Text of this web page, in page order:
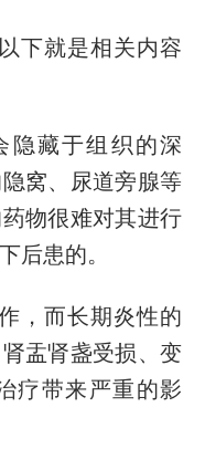
下就是相关内容
隐藏于组织的深
窝、尿道旁腺等
物很难对其进行
后患的。
，而长期炎性的
盂肾盏受损、变
疗带来严重的影